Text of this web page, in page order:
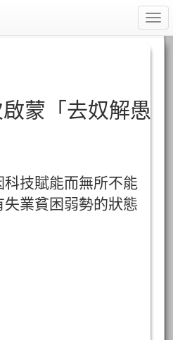
蒙「去奴解愚
科技賦能而無所不能
失業貧困弱勢的狀態